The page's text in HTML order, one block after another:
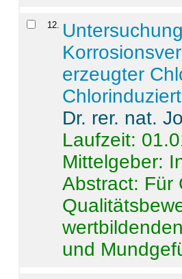
12
erzeugter
Dr. rer. nat.
Laufzeit:
Mittelgeber:
Abstract: Für
und